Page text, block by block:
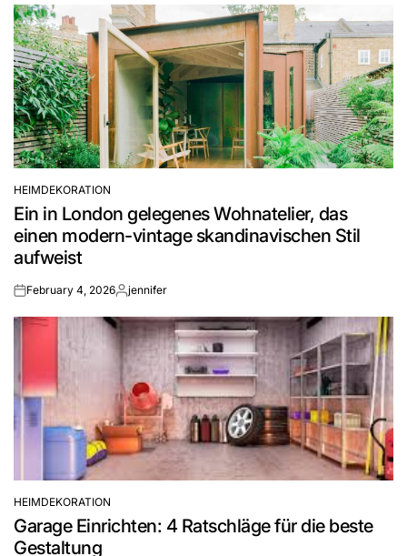
POSTED
IN
HEIMDEKORATION
Ein in London gelegenes Wohnatelier, das
einen modern-vintage skandinavischen Stil
aufweist
onFebruary 4, 2026Posted
jennifer
POSTED
IN
HEIMDEKORATION
Garage Einrichten: 4 Ratschläge für die beste
Gestaltung